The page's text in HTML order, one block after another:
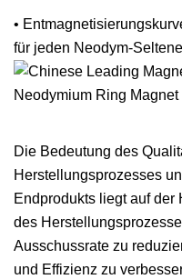
•
für jeden Neodym-
Die Bedeutung des
Herstellungsprozesses
Endprodukts liegt auf
des
Ausschussrate zu
und Effizienz zu